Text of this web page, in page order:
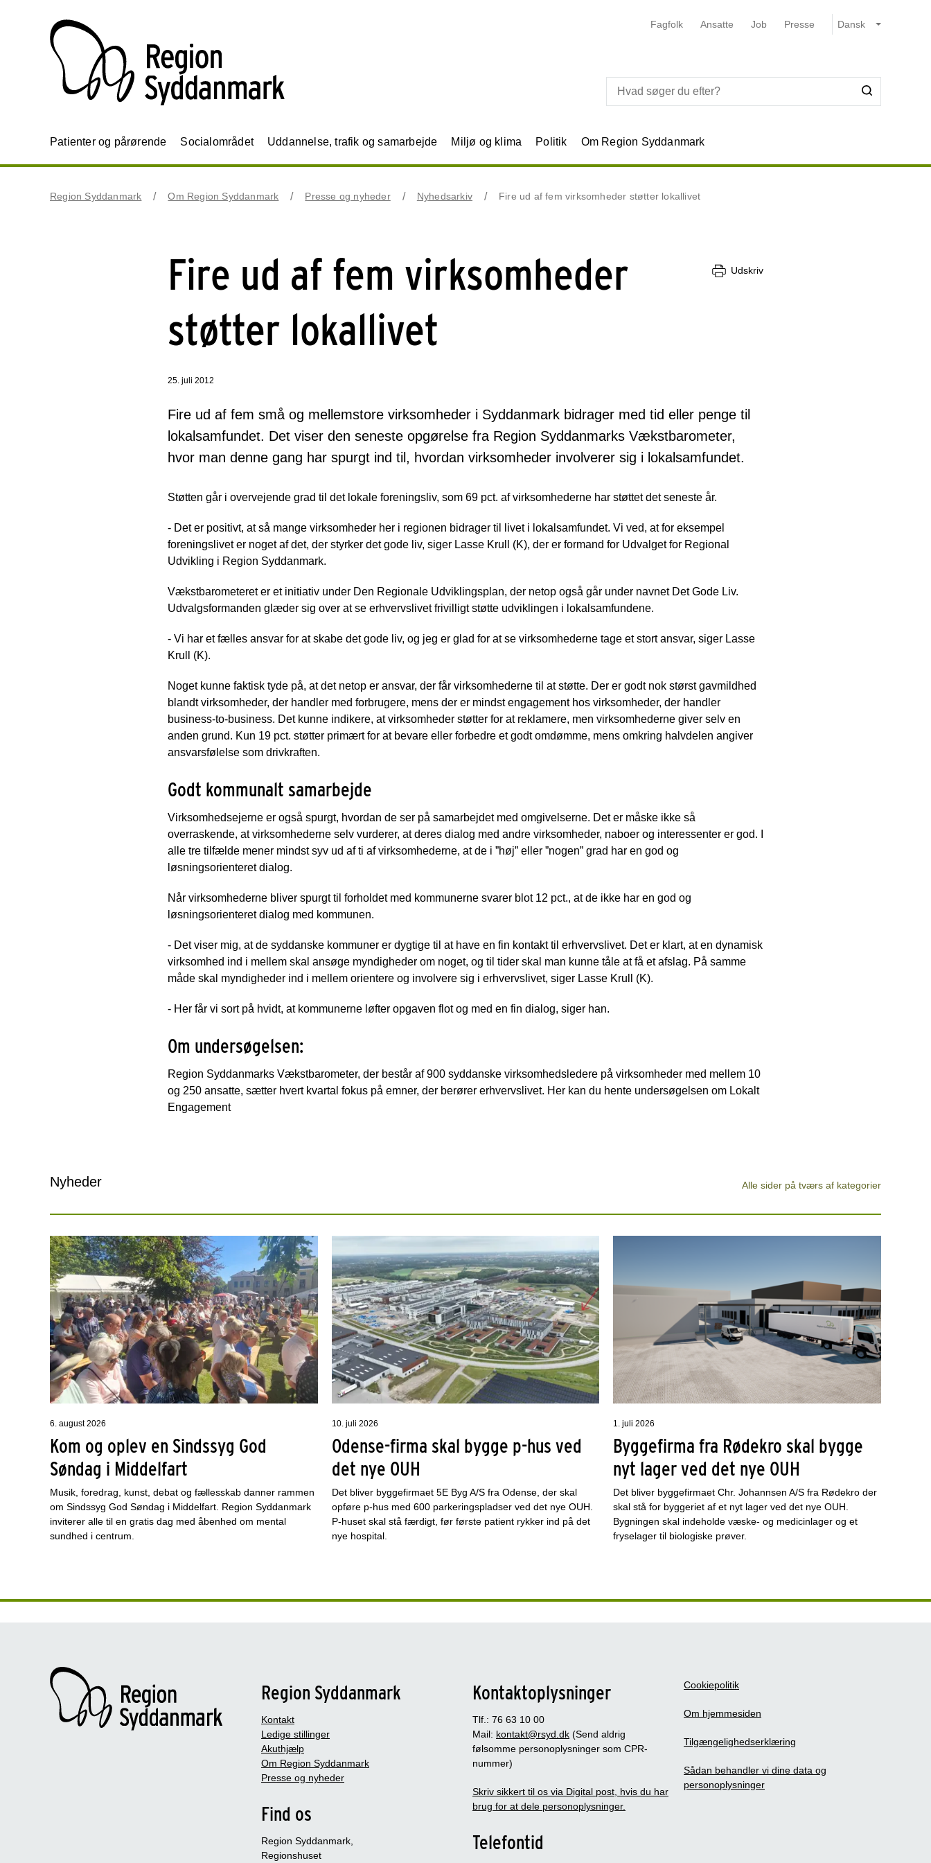
Fagfolk Ansatte Job Presse
Patienter og pårørende Socialområdet Uddannelse, trafik og samarbejde Miljø og klima Politik Om Region Syddanmark
Region Syddanmark Om Region Syddanmark Presse og nyheder Nyhedsarkiv Fire ud af fem virksomheder støtter lokallivet
Fire ud af fem virksomheder
støtter lokallivet
Udskriv
25. juli 2012
Fire ud af fem små og mellemstore virksomheder i Syddanmark bidrager med tid eller penge til
lokalsamfundet. Det viser den seneste opgørelse fra Region Syddanmarks Vækstbarometer,
hvor man denne gang har spurgt ind til, hvordan virksomheder involverer sig i lokalsamfundet.
Støtten går i overvejende grad til det lokale foreningsliv, som 69 pct. af virksomhederne har støttet det seneste år.
- Det er positivt, at så mange virksomheder her i regionen bidrager til livet i lokalsamfundet. Vi ved, at for eksempel
foreningslivet er noget af det, der styrker det gode liv, siger Lasse Krull (K), der er formand for Udvalget for Regional
Udvikling i Region Syddanmark.
Vækstbarometeret er et initiativ under Den Regionale Udviklingsplan, der netop også går under navnet Det Gode Liv.
Udvalgsformanden glæder sig over at se erhvervslivet frivilligt støtte udviklingen i lokalsamfundene.
- Vi har et fælles ansvar for at skabe det gode liv, og jeg er glad for at se virksomhederne tage et stort ansvar, siger Lasse
Krull (K).
Noget kunne faktisk tyde på, at det netop er ansvar, der får virksomhederne til at støtte. Der er godt nok størst gavmildhed
blandt virksomheder, der handler med forbrugere, mens der er mindst engagement hos virksomheder, der handler
business-to-business. Det kunne indikere, at virksomheder støtter for at reklamere, men virksomhederne giver selv en
anden grund. Kun 19 pct. støtter primært for at bevare eller forbedre et godt omdømme, mens omkring halvdelen angiver
ansvarsfølelse som drivkraften.
Godt kommunalt samarbejde
Virksomhedsejerne er også spurgt, hvordan de ser på samarbejdet med omgivelserne. Det er måske ikke så
overraskende, at virksomhederne selv vurderer, at deres dialog med andre virksomheder, naboer og interessenter er god. I
alle tre tilfælde mener mindst syv ud af ti af virksomhederne, at de i ”høj” eller ”nogen” grad har en god og
løsningsorienteret dialog.
Når virksomhederne bliver spurgt til forholdet med kommunerne svarer blot 12 pct., at de ikke har en god og
løsningsorienteret dialog med kommunen.
- Det viser mig, at de syddanske kommuner er dygtige til at have en fin kontakt til erhvervslivet. Det er klart, at en dynamisk
virksomhed ind i mellem skal ansøge myndigheder om noget, og til tider skal man kunne tåle at få et afslag. På samme
måde skal myndigheder ind i mellem orientere og involvere sig i erhvervslivet, siger Lasse Krull (K).
- Her får vi sort på hvidt, at kommunerne løfter opgaven flot og med en fin dialog, siger han.
Om undersøgelsen:
Region Syddanmarks Vækstbarometer, der består af 900 syddanske virksomhedsledere på virksomheder med mellem 10
og 250 ansatte, sætter hvert kvartal fokus på emner, der berører erhvervslivet. Her kan du hente undersøgelsen om Lokalt
Engagement
Nyheder Alle sider på tværs af kategorier
6. august 2026
Kom og oplev en Sindssyg God
Søndag i Middelfart
Musik, foredrag, kunst, debat og fællesskab danner rammen
om Sindssyg God Søndag i Middelfart. Region Syddanmark
inviterer alle til en gratis dag med åbenhed om mental
sundhed i centrum.
10. juli 2026
Odense-firma skal bygge p-hus ved
det nye OUH
Det bliver byggefirmaet 5E Byg A/S fra Odense, der skal
opføre p-hus med 600 parkeringspladser ved det nye OUH.
P-huset skal stå færdigt, før første patient rykker ind på det
nye hospital.
1. juli 2026
Byggefirma fra Rødekro skal bygge
nyt lager ved det nye OUH
Det bliver byggefirmaet Chr. Johannsen A/S fra Rødekro der
skal stå for byggeriet af et nyt lager ved det nye OUH.
Bygningen skal indeholde væske- og medicinlager og et
fryselager til biologiske prøver.
Region Syddanmark
Kontakt
Ledige stillinger
Akuthjælp
Om Region Syddanmark
Presse og nyheder
Find os
Region Syddanmark,
Regionshuset
Kontaktoplysninger
Tlf.: 76 63 10 00
Mail: kontakt@rsyd.dk (Send aldrig
følsomme personoplysninger som CPR-
nummer)
Skriv sikkert til os via Digital post, hvis du har
brug for at dele personoplysninger.
Telefontid
Cookiepolitik
Om hjemmesiden
Tilgængelighedserklæring
Sådan behandler vi dine data og
personoplysninger